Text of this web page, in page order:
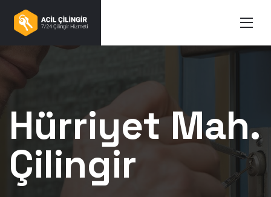
Hürriyet Mah.
Çilingir